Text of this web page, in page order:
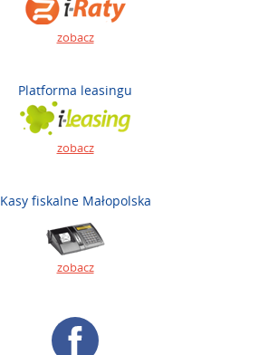
zobacz
Platforma leasingu
zobacz
Kasy fiskalne Małopolska
zobacz